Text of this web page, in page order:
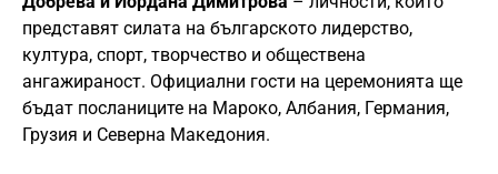
представят силата на българското лидерство,
култура, спорт, творчество и обществена
ангажираност. Официални гости на церемонията ще
бъдат посланиците на Мароко, Албания, Германия,
Грузия и Северна Македония.